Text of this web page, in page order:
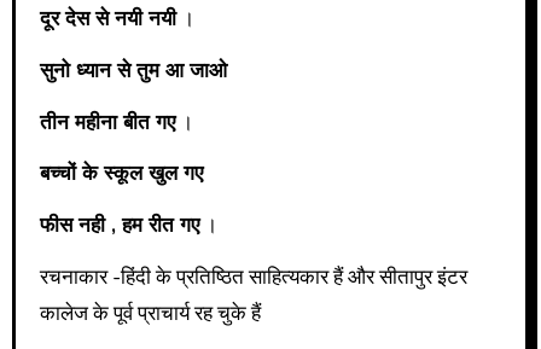
दूर देस से नयी नयी।
सुनो ध्यान से तुम आ जाओ
तीन महीना बीत गए।
बच्चों के स्कूल खुल गए
फीस नही , हम रीत गए।
रचनाकार -हिंदी के प्रतिष्ठित साहित्यकार हैं और सीतापुर इंटर
कालेज के पूर्व प्राचार्य रह चुके हैं